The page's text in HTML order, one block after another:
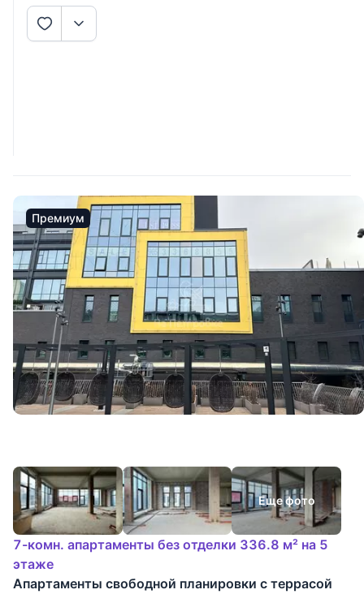
Премиум
Еще фото
7-комн. апартаменты без отделки 336.8 м² на 5
этаже
Апартаменты свободной планировки с террасой